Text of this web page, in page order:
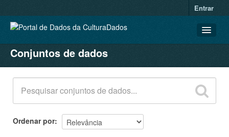
Entrar
CONJUNTOS DE DADOS
ORGANIZAÇÕES
GRUPOS
SOBRE
Conjuntos de dados
Ordenar por